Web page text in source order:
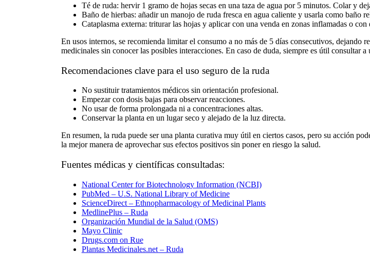
Té de ruda: hervir 1 gramo de hojas secas en una taza de agua por 5 minutos. Colar y
Baño de hierbas: añadir un manojo de ruda fresca en agua caliente y usarla como baño
Cataplasma externa: triturar las hojas y aplicar con una venda en zonas inflamadas o con
En usos internos, se recomienda limitar el consumo a no más de 5 días consecutivos, dejando
medicinalessin conocer las posibles interacciones. En caso de duda, siempre es útil consultar a
Recomendaciones clave para el uso seguro de la ruda
No sustituir tratamientos médicos sin orientación profesional.
Empezar con dosis bajas para observar reacciones.
No usar de forma prolongada ni a concentraciones altas.
Conservar la planta en un lugar seco y alejado de la luz directa.
En resumen, la ruda puede seruna planta curativa muy útil en ciertos casos, pero su acción
la mejor manera de aprovechar sus efectos positivos sin poner en riesgo la salud.
Fuentes médicas y científicas consultadas:
National Center for Biotechnology Information (NCBI)
PubMed – U.S. National Library of Medicine
ScienceDirect – Ethnopharmacology of Medicinal Plants
MedlinePlus – Ruda
Organización Mundial de la Salud (OMS)
Mayo Clinic
Drugs.com on Rue
Plantas Medicinales.net – Ruda